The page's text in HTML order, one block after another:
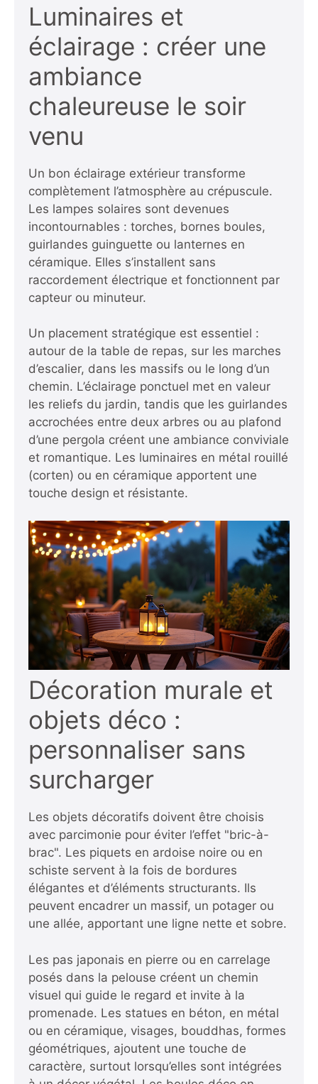
Luminaires et
éclairage : créer une
ambiance
chaleureuse le soir
venu
Un bon éclairage extérieur transforme
complètement l’atmosphère au crépuscule.
Les lampes solaires sont devenues
incontournables : torches, bornes boules,
guirlandes guinguette ou lanternes en
céramique. Elles s’installent sans
raccordement électrique et fonctionnent par
capteur ou minuteur.
Un placement stratégique est essentiel :
autour de la table de repas, sur les marches
d’escalier, dans les massifs ou le long d’un
chemin. L’éclairage ponctuel met en valeur
les reliefs du jardin, tandis que les guirlandes
accrochées entre deux arbres ou au plafond
d’une pergola créent une ambiance conviviale
et romantique. Les luminaires en métal rouillé
(corten) ou en céramique apportent une
touche design et résistante.
Décoration murale et
objets déco :
personnaliser sans
surcharger
Les objets décoratifs doivent être choisis
avec parcimonie pour éviter l’effet "bric-à-
brac". Les piquets en ardoise noire ou en
schiste servent à la fois de bordures
élégantes et d’éléments structurants. Ils
peuvent encadrer un massif, un potager ou
une allée, apportant une ligne nette et sobre.
Les pas japonais en pierre ou en carrelage
posés dans la pelouse créent un chemin
visuel qui guide le regard et invite à la
promenade. Les statues en béton, en métal
ou en céramique, visages, bouddhas, formes
géométriques, ajoutent une touche de
caractère, surtout lorsqu’elles sont intégrées